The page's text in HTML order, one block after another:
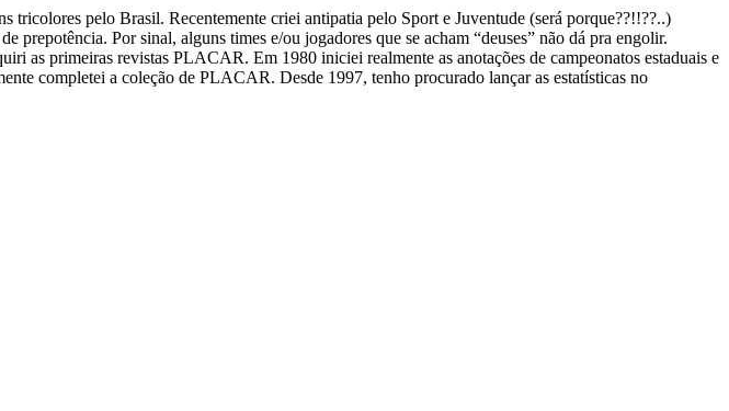
pelo Brasil. Recentemente criei antipatia pelo Sport e Juventude (será porque??!!??..)
prepotência. Por sinal, alguns times e/ou jogadores que se acham “deuses” não dá pra engolir.
as primeiras revistas PLACAR. Em 1980 iniciei realmente as anotações de campeonatos estaduais e
completei a coleção de PLACAR. Desde 1997, tenho procurado lançar as estatísticas no